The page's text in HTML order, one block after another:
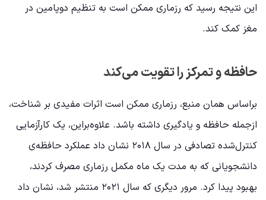
این نتیجه رسید که رزماری ممکن است به تنظیم دوپامین در
مغز کمک کند.
حافظه و تمرکز را تقویت می‌کند
براساس همان منبع، رزماری ممکن است اثرات مفیدی بر شناخت،
ازجمله حافظه و یادگیری داشته باشد. علاوه‌بر‌این، یک کارآزمایی
کنترل‌شده تصادفی در سال ۲۰۱۸ نشان داد عملکرد حافظه‌ی
دانشجویانی که به مدت یک ماه مکمل رزماری مصرف کردند،
بهبود پیدا کرد. مرور دیگری که سال ۲۰۲۱ منتشر شد، نشان داد